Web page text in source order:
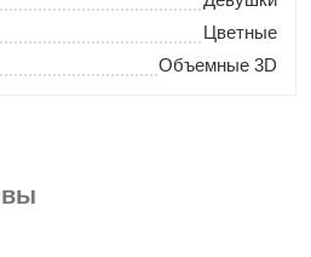
Цветные
Объемные 3D